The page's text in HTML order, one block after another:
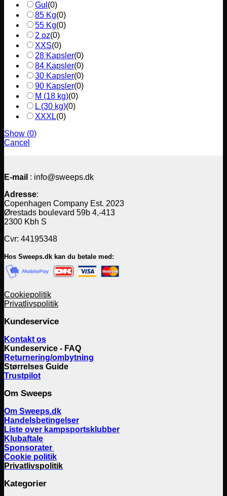
Gul (0)
85 Kg(0)
55 Kg(0)
2 oz(0)
XXS(0)
28 Kapsler(0)
84 Kapsler(0)
30 Kapsler(0)
90 Kapsler(0)
M (18 kg)(0)
L (30 kg)(0)
XXXL(0)
Show (0)
Cancel
E-mail : info@sweeps.dk
Adresse:
Copenhagen Company Est. 2023
Ørestads boulevard 59b 4,-413
2300 Kbh S
Cvr: 44195348
Hos Sweeps.dk kan du betale med:
Cookiepolitik
Privatlivspolitik
Kundeservice
Kontakt os
Kundeservice - FAQ
Returnering/ombytning
Størrelses Guide
Trustpilot
Om Sweeps
Om Sweeps.dk
Handelsbetingelser
Liste over kampsportsklubber
Klubaftale
Sponsorater
Cookie politik
Privatlivspolitik
Kategorier